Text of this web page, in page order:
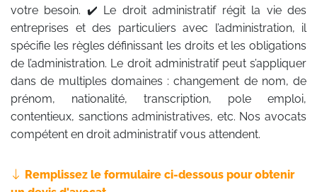
votre besoin. ✔️ Le droit administratif régit la vie des
entreprises et des particuliers avec l’administration, il
spécifie les règles définissant les droits et les obligations
de l’administration. Le droit administratif peut s’appliquer
dans de multiples domaines : changement de nom, de
prénom, nationalité, transcription, pole emploi,
contentieux, sanctions administratives, etc. Nos avocats
compétent en droit administratif vous attendent.
Remplissez le formulaire ci-dessous pour obtenir